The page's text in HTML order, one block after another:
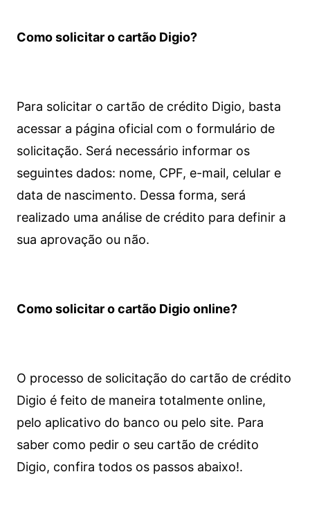
Como solicitar o cartão Digio?
Para solicitar o cartão de crédito Digio, basta
acessar a página oficial com o formulário de
solicitação. Será necessário informar os
seguintes dados: nome, CPF, e-mail, celular e
data de nascimento. Dessa forma, será
realizado uma análise de crédito para definir a
sua aprovação ou não.
Como solicitar o cartão Digio online?
O processo de solicitação do cartão de crédito
Digio é feito de maneira totalmente online,
pelo aplicativo do banco ou pelo site. Para
saber como pedir o seu cartão de crédito
Digio, confira todos os passos abaixo!.